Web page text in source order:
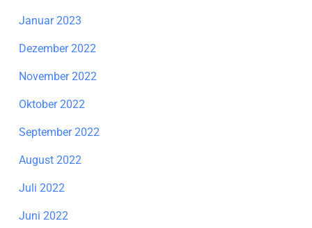
Januar 2023
Dezember 2022
November 2022
Oktober 2022
September 2022
August 2022
Juli 2022
Juni 2022